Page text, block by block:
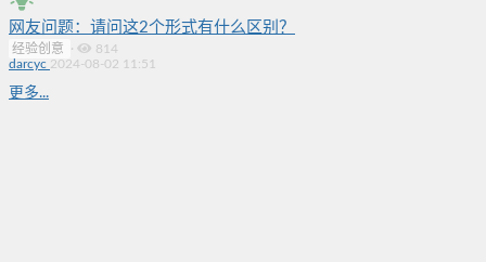
网友问题：请问这2个形式有什么区别？
经验创意 ·
814
darcyc 2024-08-02 11:51
更多...